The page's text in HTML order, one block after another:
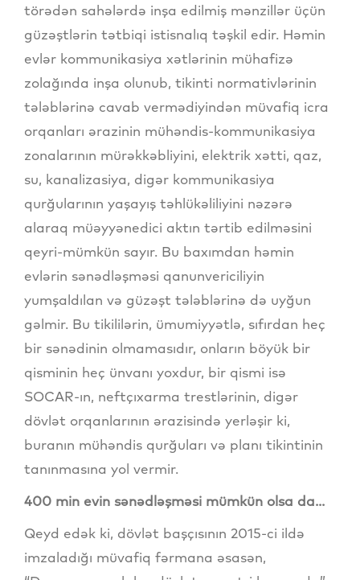
törədən sahələrdə inşa edilmiş mənzillər üçün
güzəştlərin tətbiqi istisnalıq təşkil edir. Həmin
evlər kommunikasiya xətlərinin mühafizə
zolağında inşa olunub, tikinti normativlərinin
tələblərinə cavab vermədiyindən müvafiq icra
orqanları ərazinin mühəndis-kommunikasiya
zonalarının mürəkkəbliyini, elektrik xətti, qaz,
su, kanalizasiya, digər kommunikasiya
qurğularının yaşayış təhlükəliliyini nəzərə
alaraq müəyyənedici aktın tərtib edilməsini
qeyri-mümkün sayır. Bu baxımdan həmin
evlərin sənədləşməsi qanunvericiliyin
yumşaldılan və güzəşt tələblərinə də uyğun
gəlmir. Bu tikililərin, ümumiyyətlə, sıfırdan heç
bir sənədinin olmamasıdır, onların böyük bir
qisminin heç ünvanı yoxdur, bir qismi isə
SOCAR-ın, neftçıxarma trestlərinin, digər
dövlət orqanlarının ərazisində yerləşir ki,
buranın mühəndis qurğuları və planı tikintinin
tanınmasına yol vermir.
400 min evin sənədləşməsi mümkün olsa da...
Qeyd edək ki, dövlət başçısının 2015-ci ildə
imzaladığı müvafiq fərmana əsasən,